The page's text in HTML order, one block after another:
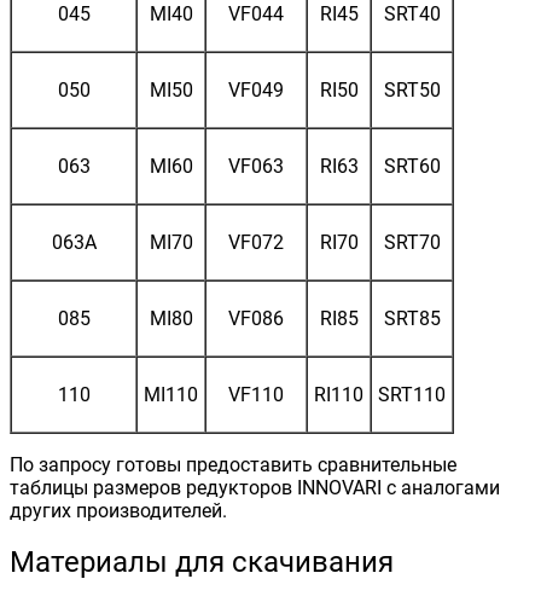
045 MI40 VF044 RI45 SRT40
050 MI50 VF049 RI50 SRT50
063 MI60 VF063 RI63 SRT60
063A MI70 VF072 RI70 SRT70
085 MI80 VF086 RI85 SRT85
110 MI110 VF110 RI110 SRT110
По запросу готовы предоставить сравнительные
таблицы размеров редукторов INNOVARI c аналогами
других производителей.
Материалы для скачивания